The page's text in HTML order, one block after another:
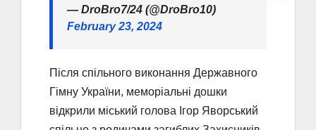
— DroBro7/24 (@DroBro10)
February 23, 2024
Після спільного виконання Державного
Гімну України, меморіальні дошки
відкрили міський голова Ігор Яворський